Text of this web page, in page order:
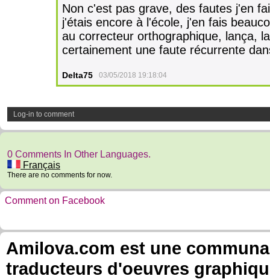
Non c'est pas grave, des fautes j'en
j'étais encore à l'école, j'en fais
au correcteur orthographique, lança,
certainement une faute récurrente
Delta75 03/05/2018 19:18:04
Log-in to comment
0 Comments In Other Languages.
Français
There are no comments for now.
Comment on Facebook
Amilova.com est une
traducteurs d'oeuvres